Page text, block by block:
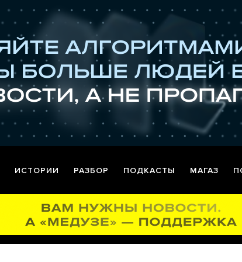
ИСТОРИИ РАЗБОР ПОДКАСТЫ МАГАЗ